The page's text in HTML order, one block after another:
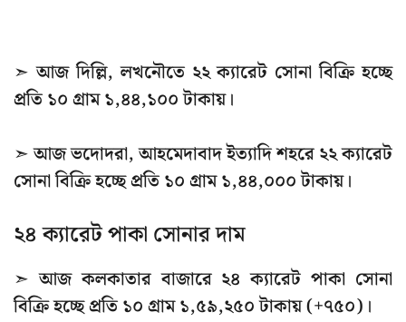
➣ আজ দিল্লি, লখনৌতে ২২ ক্যারেট সোনা বিক্রি হচ্ছে
প্রতি ১০ গ্রাম ১,৪৪,১০০ টাকায়।
➣ আজ ভদোদরা, আহমেদাবাদ ইত্যাদি শহরে ২২ ক্যারেট
সোনা বিক্রি হচ্ছে প্রতি ১০ গ্রাম ১,৪৪,০০০ টাকায়।
২৪ ক্যারেট পাকা সোনার দাম
➣ আজ কলকাতার বাজারে ২৪ ক্যারেট পাকা সোনা
বিক্রি হচ্ছে প্রতি ১০ গ্রাম ১,৫৯,২৫০ টাকায় (+৭৫০)।